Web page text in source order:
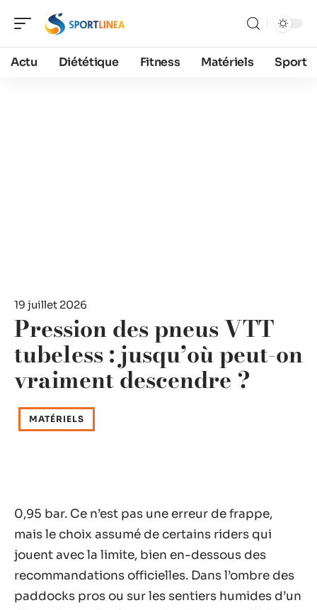
Actu Diététique Fitness Matériels Sport
19 juillet 2026
Pression des pneus VTT
tubeless : jusqu’où peut-on
vraiment descendre ?
MATÉRIELS
0,95 bar. Ce n’est pas une erreur de frappe,
mais le choix assumé de certains riders qui
jouent avec la limite, bien en-dessous des
recommandations officielles. Dans l’ombre des
paddocks pros ou sur les sentiers humides d’un